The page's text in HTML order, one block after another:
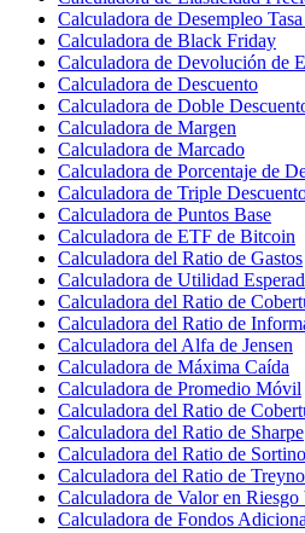
Calculadora de Desempleo
Calculadora de Black Friday
Calculadora de Devolución de
Calculadora de Descuento
Calculadora de Doble
Calculadora de Margen
Calculadora de Marcado
Calculadora de Porcentaje de
Calculadora de Triple
Calculadora de Puntos Base
Calculadora de ETF de Bitcoin
Calculadora del Ratio de Gastos
Calculadora de Utilidad
Calculadora del Ratio de
Calculadora del Ratio de
Calculadora del Alfa de Jensen
Calculadora de Máxima Caída
Calculadora de Promedio Móvil
Calculadora del Ratio de
Calculadora del Ratio de Sharpe
Calculadora del Ratio de Sortino
Calculadora del Ratio de
Calculadora de Valor en Riesgo
Calculadora de Fondos